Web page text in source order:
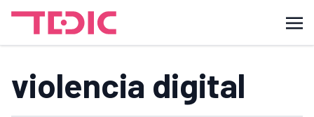
violencia digital